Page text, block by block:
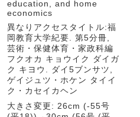
education, and home
economics
異なりアクセスタイトル:福
岡教育大学紀要. 第5分冊,
芸術・保健体育・家政科編
フクオカ キョウイク ダイガ
ク キヨウ. ダイ5ブンサツ,
ゲイジュツ・ホケン タイイ
ク・カセイカヘン
大きさ変更: 26cm (-55号